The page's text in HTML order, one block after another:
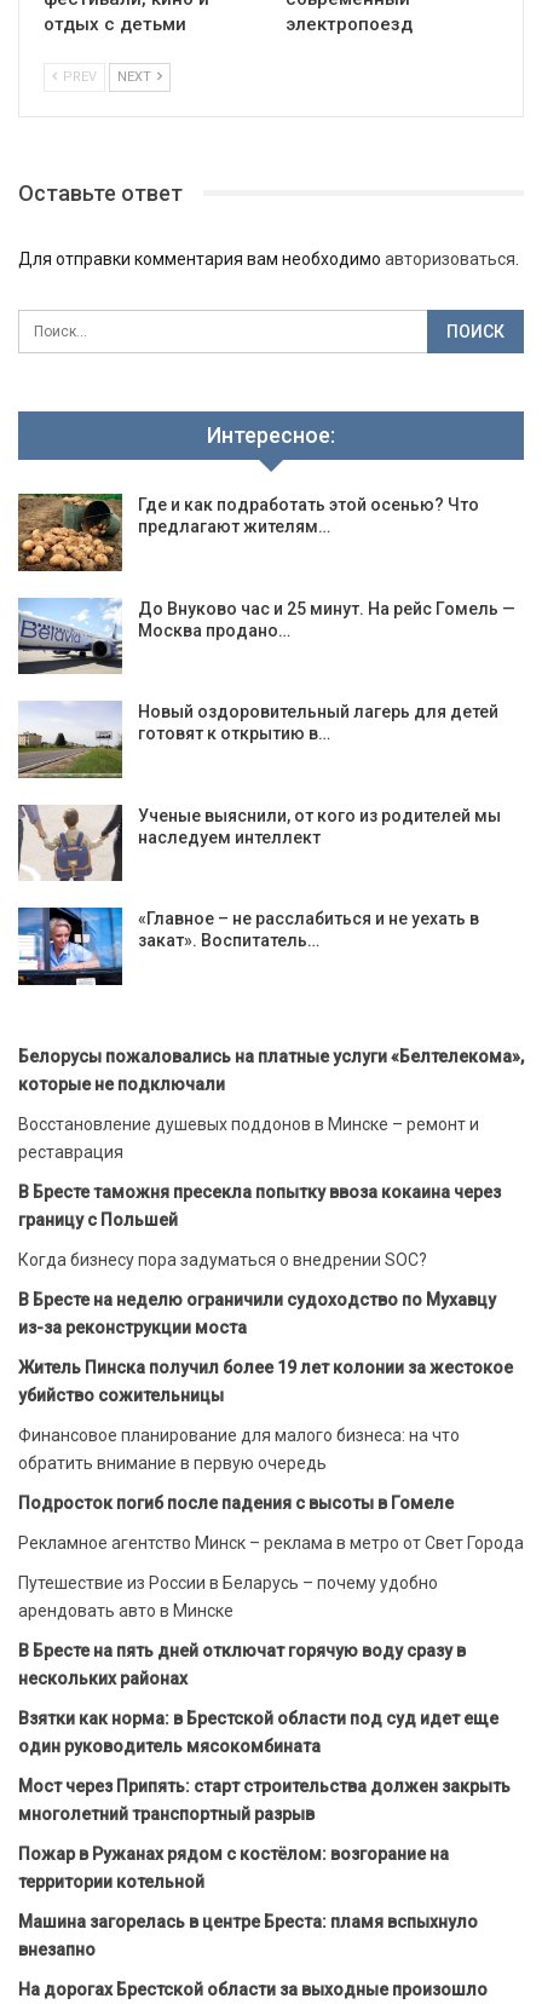
отдых с детьми
электропоезд
PREV NEXT
Оставьте ответ
Для отправки комментария вам необходимо авторизоваться
Интересное:
Где и как подработать этой осенью? Что
предлагают жителям…
До Внуково час и 25 минут. На рейс Гомель —
Москва продано…
Новый оздоровительный лагерь для детей
готовят к открытию в…
Ученые выяснили, от кого из родителей мы
наследуем интеллект
«Главное – не расслабиться и не уехать в
закат». Воспитатель…
Белорусы пожаловались на платные услуги «Белтелекома»,
которые не подключали
Восстановление душевых поддонов в Минске – ремонт и
реставрация
В Бресте таможня пресекла попытку ввоза кокаина через
границу с Польшей
Когда бизнесу пора задуматься о внедрении SOC?
В Бресте на неделю ограничили судоходство по Мухавцу
из-за реконструкции моста
Житель Пинска получил более 19 лет колонии за жестокое
убийство сожительницы
Финансовое планирование для малого бизнеса: на что
обратить внимание в первую очередь
Подросток погиб после падения с высоты в Гомеле
Рекламное агентство Минск – реклама в метро от Свет Города
Путешествие из России в Беларусь – почему удобно
арендовать авто в Минске
В Бресте на пять дней отключат горячую воду сразу в
нескольких районах
Взятки как норма: в Брестской области под суд идет еще
один руководитель мясокомбината
Мост через Припять: старт строительства должен закрыть
многолетний транспортный разрыв
Пожар в Ружанах рядом с костёлом: возгорание на
территории котельной
Машина загорелась в центре Бреста: пламя вспыхнуло
внезапно
На дорогах Брестской области за выходные произошло